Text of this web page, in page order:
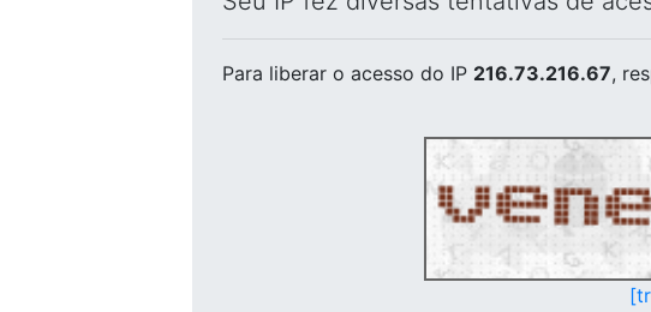
Para liberar o acesso do IP 216.73.216.67,